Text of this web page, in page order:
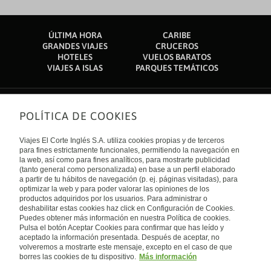
ÚLTIMA HORA
CARIBE
GRANDES VIAJES
CRUCEROS
HOTELES
VUELOS BARATOS
VIAJES A ISLAS
PARQUES TEMÁTICOS
Sobre nosotros
Quiénes somos
Financiación
Sostenibilidad
Turismo accesible
Tarjeta El Corte Inglés
Trabaja con nosotros
El Corte Inglés
Canal Ético
Enlaces de interés
Guías de viaje
Catálogos
Auto check-in
Condiciones Generales
Política de privacidad
Política de cookies
Accesibilidad
Empresas/ Grupos
Internacional
España
Visita nuestro blog
POLÍTICA DE COOKIES
Viajes El Corte Inglés S.A. utiliza cookies propias y de terceros
para fines estrictamente funcionales, permitiendo la navegación en
la web, así como para fines analíticos, para mostrarte publicidad
(tanto general como personalizada) en base a un perfil elaborado
a partir de tu hábitos de navegación (p. ej. páginas visitadas), para
optimizar la web y para poder valorar las opiniones de los
productos adquiridos por los usuarios. Para administrar o
deshabilitar estas cookies haz click en Configuración de Cookies.
Puedes obtener más información en nuestra Política de cookies.
Pulsa el botón Aceptar Cookies para confirmar que has leído y
aceptado la información presentada. Después de aceptar, no
volveremos a mostrarte este mensaje, excepto en el caso de que
borres las cookies de tu dispositivo. Más información